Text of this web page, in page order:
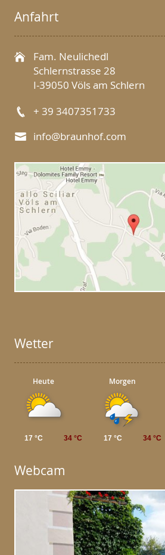
Anfahrt
Fam. Neulichedl
Schlernstrasse 28
I-39050 Völs am Schlern
+ 39 3407351733
info@braunhof.com
Wetter
Heute Morgen
17 °C 34 °C 17 °C 34 °C
Webcam